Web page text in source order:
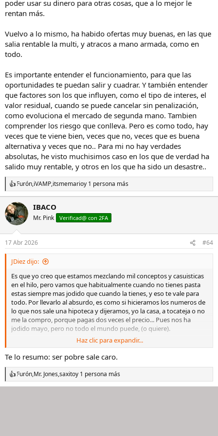
poder usar su dinero para otras cosas, que a lo mejor le
rentan más.
Vuelvo a lo mismo, ha habido ofertas muy buenas, en las que
salia rentable la multi, y atracos a mano armada, como en
todo.
Es importante entender el funcionamiento, para que las
oportunidades te puedan salir y cuadrar. Y también entender
que factores son los que influyen, como el tipo de interes, el
valor residual, cuando se puede cancelar sin penalización,
como evoluciona el mercado de segunda mano. Tambien
comprender los riesgo que conlleva. Pero es como todo, hay
veces que te viene bien, veces que no, veces que es buena
alternativa y veces que no.. Para mi no hay verdades
absolutas, he visto muchisimos caso en los que de verdad ha
salido muy rentable, y otros en los que ha sido un desastre..
R
e
a
c
c
i
o
n
e
Furón,iVAMP,itsmemarioy 1 persona más
IBACO
Mr. Pink Verificad@ con 2FA
17 Abr 2026 #64
JDiez dijo:
Es que yo creo que estamos mezclando mil conceptos y casuisticas
en el hilo, pero vamos que habitualmente cuando no tienes pasta
estas siempre mas jodido que cuando la tienes, y eso te vale para
todo. Por llevarlo al absurdo, es como si hicieramos los numeros de
lo que nos sale una hipoteca y dijeramos, yo la casa, a tocateja o no
me la compro, porque pagas dos veces el precio... Pues nos ha
jodido mayo, pero no todo el mundo puede, (o quiere).
También hay mucha gente que valora el no descapitalizarse, y
poder usar su dinero para otras cosas, que a lo mejor le rentan más.
Vuelvo a lo mismo, ha habido ofertas muy buenas, en las que salia
rentable la multi, y atracos a mano armada, como en todo.
Haz clic para expandir...
Te lo resumo: ser pobre sale caro.
R
e
Furón,Mr. Jones,saxitoy 1 persona más